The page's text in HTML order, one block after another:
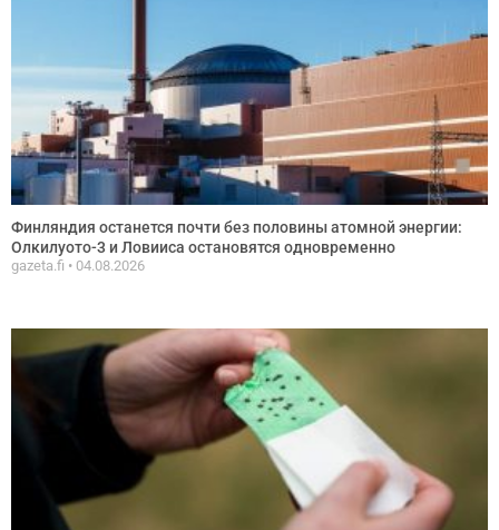
Финляндия останется почти без половины атомной энергии:
Олкилуото-3 и Ловииса остановятся одновременно
gazeta.fi 04.08.2026